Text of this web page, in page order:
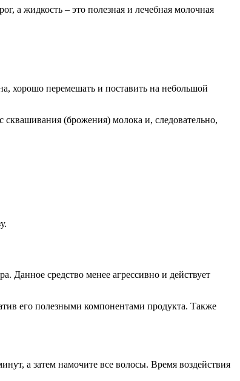
а жидкость – это полезная и лечебная молочная
хорошо перемешать и поставить на небольшой
сквашивания (брожения) молока и, следовательно,
средство менее агрессивно и действует
его полезными компонентами продукта. Также
а затем намочите все волосы. Время воздействия